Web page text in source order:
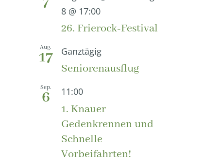
8 @ 17:00
26. Frierock-Festival
Aug.
17 Ganztägig
Seniorenausflug
Sep.
6 11:00
1. Knauer
Gedenkrennen und
Schnelle
Vorbeifahrten!